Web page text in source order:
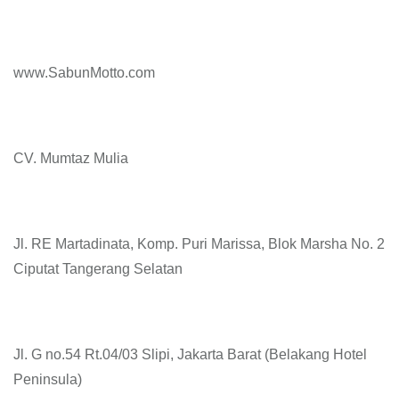
www.SabunMotto.com
CV. Mumtaz Mulia
Jl. RE Martadinata, Komp. Puri Marissa, Blok Marsha No. 2
Ciputat Tangerang Selatan
Jl. G no.54 Rt.04/03 Slipi, Jakarta Barat (Belakang Hotel
Peninsula)